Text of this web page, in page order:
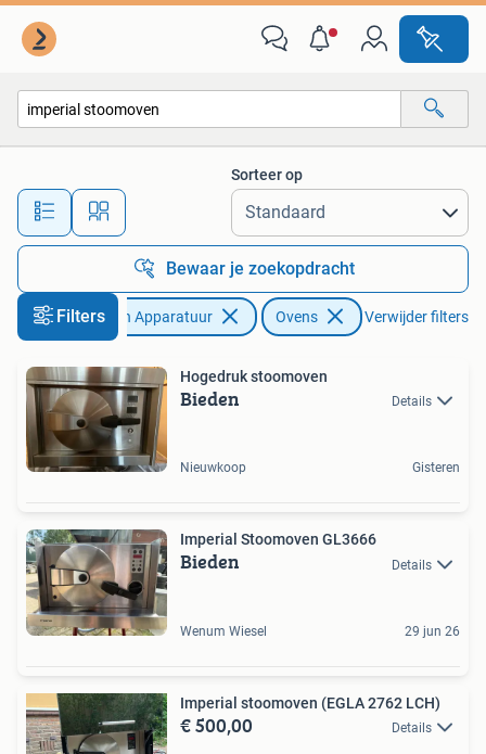
Alle afstanden…
Sorteer op
Bewaar je zoekopdracht
Filters
Witgoed en Apparatuur Ovens Verwijder filters
Hogedruk stoomoven
Bieden Details
Nieuwkoop Gisteren
Imperial Stoomoven GL3666
Bieden Details
Wenum Wiesel 29 jun 26
Imperial stoomoven (EGLA 2762 LCH)
€ 500,00 Details